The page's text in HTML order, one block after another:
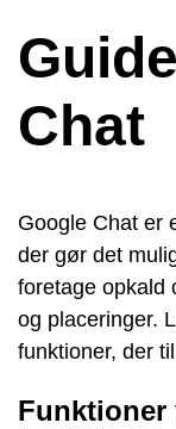
Chat
Google Chat er
der gør det
foretage opkald
og placeringer.
funktioner, der
Funktioner